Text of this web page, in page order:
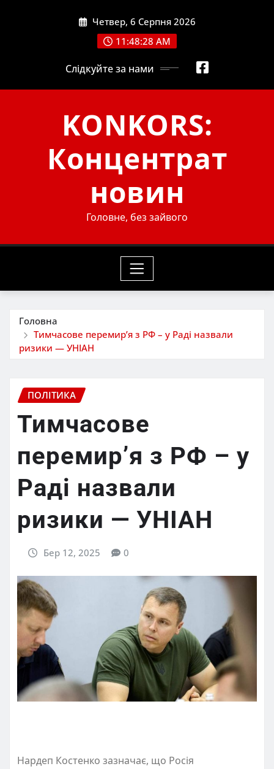
Четвер, 6 Серпня 2026
11:48:29 AM
Слідкуйте за нами
KONKORS:
Концентрат
новин
Головне, без зайвого
Головна
Тимчасове перемир’я з РФ – у Раді назвали
ризики — УНІАН
ПОЛІТИКА
Тимчасове
перемир’я з РФ – у
Раді назвали
ризики — УНІАН
Бер 12, 2025 0
Нардеп Костенко зазначає, що Росія